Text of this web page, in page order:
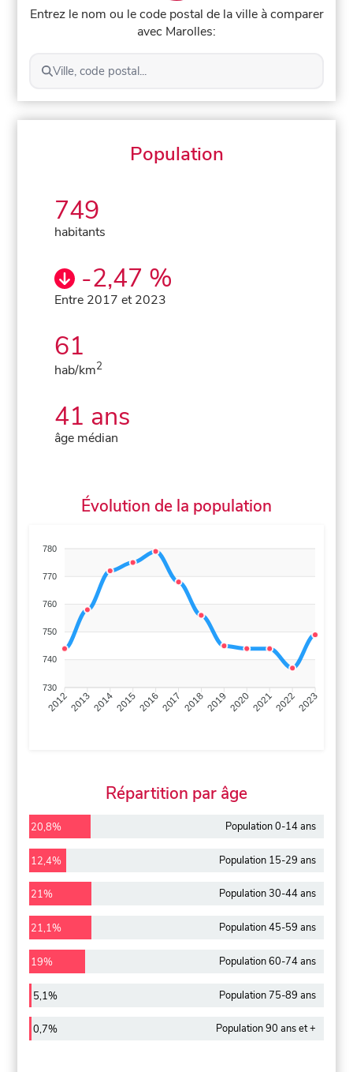
Entrez le nom ou le code postal de la ville à comparer
avec Marolles:
Ville, code postal...
Population
749
habitants
-2,47 %
Entre 2017 et 2023
61
hab/km2
41 ans
âge médian
Évolution de la population
780
770
760
750
740
730
201220132014201520162017 20182019 2020202120222023
Répartition par âge
20,8% Population 0-14 ans
12,4% Population 15-29 ans
21% Population 30-44 ans
21,1% Population 45-59 ans
19% Population 60-74 ans
5,1% Population 75-89 ans
0,7% Population 90 ans et +